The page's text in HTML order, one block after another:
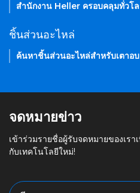
สำนักงาน Heller ครอบคลุมทั่วโ
ชิ้นส่วนอะไหล่
ค้นหาชิ้นส่วนอะไหล่สำหรับเตาอ
จดหมายข่าว
เข้าร่วมรายชื่อผู้รับจดหมายของเรา
กับเทคโนโลยีใหม่!